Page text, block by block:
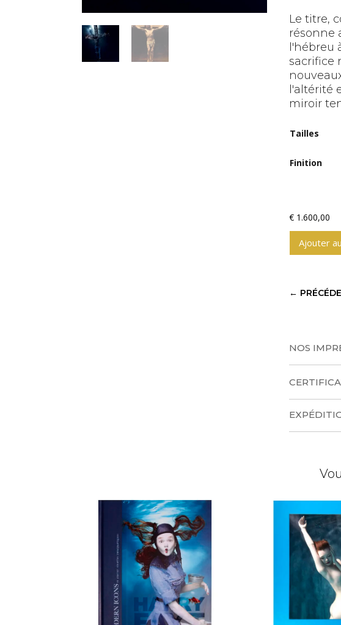
Le titre,
résonne
l'hébreu
sacrifice
l'altérité
miroir
Tailles
Finition
€ 1.600,00
Ajouter
t
a
:
←
NOS